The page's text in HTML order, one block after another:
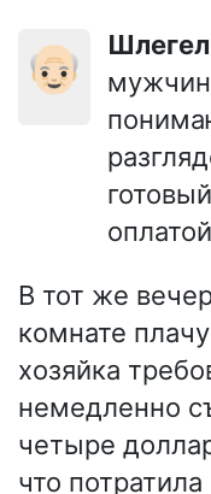
👴🏻
В тот же
комнате
хозяйка
немедленно
четыре
что